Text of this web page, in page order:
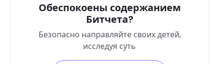
Обеспокоены содержанием
Битчета?
Безопасно направляйте своих детей,
исследуя суть